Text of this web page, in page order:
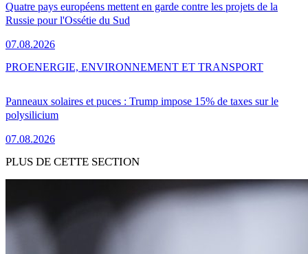
Quatre pays européens mettent en garde contre les projets de la
Russie pour l'Ossétie du Sud
07.08.2026
Panneaux solaires et puces : Trump impose 15% de taxes sur le
polysilicium
07.08.2026
PROENERGIE, ENVIRONNEMENT ET TRANSPORT
PLUS DE CETTE SECTION